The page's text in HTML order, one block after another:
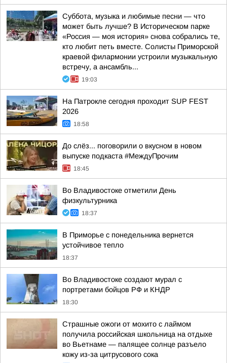
Суббота, музыка и любимые песни — что
может быть лучше? В Историческом парке
«Россия — моя история» снова собрались те,
кто любит петь вместе. Солисты Приморской
краевой филармонии устроили музыкальную
встречу, а ансамбль...
19:03
На Патрокле сегодня проходит SUP FEST
2026
18:58
До слёз... поговорили о вкусном в новом
выпуске подкаста #МеждуПрочим
18:45
Во Владивостоке отметили День
физкультурника
18:37
В Приморье с понедельника вернется
устойчивое тепло
18:37
Во Владивостоке создают мурал с
портретами бойцов РФ и КНДР
18:30
Страшные ожоги от мохито с лаймом
получила российская школьница на отдыхе
во Вьетнаме — палящее солнце разъело
кожу из-за цитрусового сока